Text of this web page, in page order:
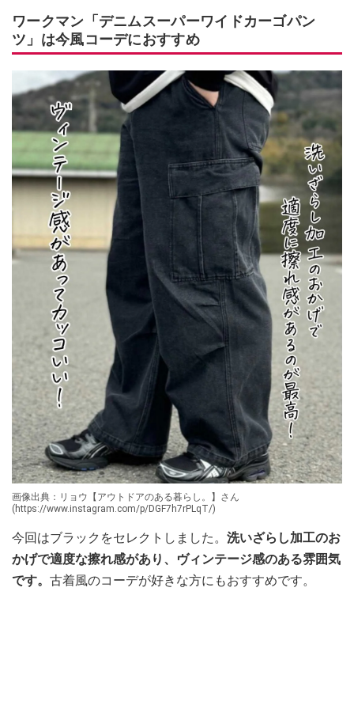
ワークマン「デニムスーパーワイドカーゴパン
ツ」は今風コーデにおすすめ
画像出典：リョウ【アウトドアのある暮らし。】さん
(https://www.instagram.com/p/DGF7h7rPLqT/)
今回はブラックをセレクトしました。 洗いざらし加工のお
かげで適度な擦れ感があり、ヴィンテージ感のある雰囲気
です。 古着風のコーデが好きな方にもおすすめです。